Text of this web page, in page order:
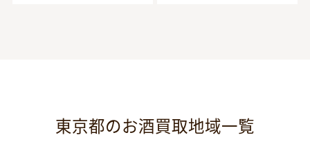
東京都のお酒買取地域一覧